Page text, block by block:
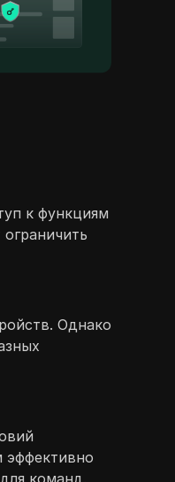
к функциям
Однако
эффективно
команд,